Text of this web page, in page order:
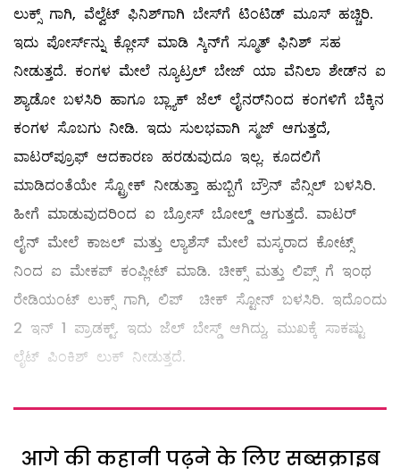
ಲುಕ್ಸ್ ಗಾಗಿ, ವೆಲ್ವೆಟ್‌ ಫಿನಿಶ್‌ಗಾಗಿ ಬೇಸ್‌ಗೆ ಟಿಂಟಿಡ್‌ ಮೂಸ್‌ ಹಚ್ಚಿರಿ.
ಇದು ಪೋರ್ಸ್‌ನ್ನು ಕ್ಲೋಸ್‌ ಮಾಡಿ ಸ್ಕಿನ್‌ಗೆ ಸ್ಮೂತ್‌ ಫಿನಿಶ್‌ ಸಹ
ನೀಡುತ್ತದೆ. ಕಂಗಳ ಮೇಲೆ ನ್ಯೂಟ್ರಲ್ ಬೇಜ್‌ ಯಾ ವೆನಿಲಾ ಶೇಡ್‌ನ ಐ
ಶ್ಯಾಡೋ ಬಳಸಿರಿ ಹಾಗೂ ಬ್ಲ್ಯಾಕ್‌ ಜೆಲ್‌ ಲೈನರ್‌ನಿಂದ ಕಂಗಳಿಗೆ ಬೆಕ್ಕಿನ
ಕಂಗಳ ಸೊಬಗು ನೀಡಿ. ಇದು ಸುಲಭವಾಗಿ ಸ್ಮಜ್‌ ಆಗುತ್ತದೆ,
ವಾಟರ್‌ಪ್ರೂಫ್‌ ಆದಕಾರಣ ಹರಡುವುದೂ ಇಲ್ಲ. ಕೂದಲಿಗೆ
ಮಾಡಿದಂತೆಯೇ ಸ್ಟ್ರೋಕ್‌ ನೀಡುತ್ತಾ ಹುಬ್ಬಿಗೆ ಬ್ರೌನ್‌ ಪೆನ್ಸಿಲ್‌ ಬಳಸಿರಿ.
ಹೀಗೆ ಮಾಡುವುದರಿಂದ ಐ ಬ್ರೋಸ್‌ ಬೋಲ್ಡ್ ಆಗುತ್ತದೆ. ವಾಟರ್‌
ಲೈನ್‌ ಮೇಲೆ ಕಾಜಲ್ ಮತ್ತು ಲ್ಯಾಶೆಸ್‌ ಮೇಲೆ ಮಸ್ಕರಾದ ಕೋಟ್ಸ್
ನಿಂದ ಐ ಮೇಕಪ್‌ ಕಂಪ್ಲೀಟ್‌ ಮಾಡಿ. ಚೀಕ್ಸ್ ಮತ್ತು ಲಿಪ್ಸ್ ಗೆ ಇಂಥ
ರೇಡಿಯಂಟ್‌ ಲುಕ್ಸ್ ಗಾಗಿ, ಲಿಪ್‌ ಚೀಕ್‌ ಸ್ಟೋನ್‌ ಬಳಸಿರಿ. ಇದೊಂದು
2 ಇನ್‌ 1 ಪ್ರಾಡಕ್ಟ್. ಇದು ಜೆಲ್ ಬೇಸ್ಡ್ ಆಗಿದ್ದು, ಮುಖಕ್ಕೆ ಸಾಕಷ್ಟು
ಲೈಟ್‌ ಪಿಂಕಿಶ್‌ ಲುಕ್‌ ನೀಡುತ್ತದೆ.
आगे की कहानी पढ़ने के लिए सब्सक्राइब